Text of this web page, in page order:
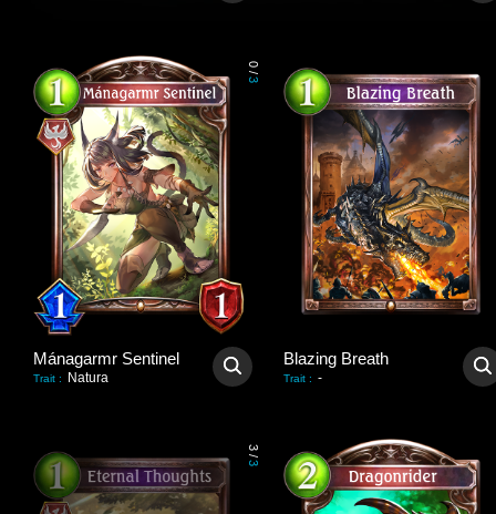
0
/
3
Mánagarmr Sentinel
Trait : Natura
Blazing Breath
Trait : -
3
/
3